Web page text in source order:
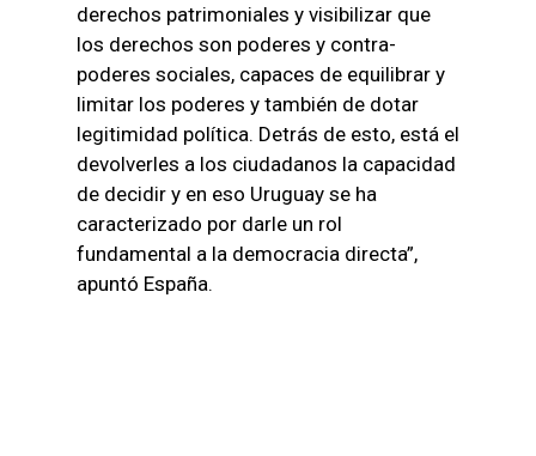
derechos patrimoniales y visibilizar que
los derechos son poderes y contra-
poderes sociales, capaces de equilibrar y
limitar los poderes y también de dotar
legitimidad política. Detrás de esto, está el
devolverles a los ciudadanos la capacidad
de decidir y en eso Uruguay se ha
caracterizado por darle un rol
fundamental a la democracia directa”,
apuntó España.